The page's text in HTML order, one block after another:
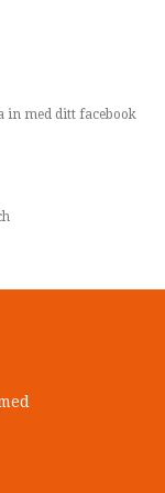
in med ditt facebook